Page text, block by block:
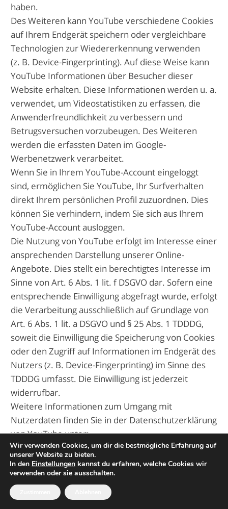
haben.
Des Weiteren kann YouTube verschiedene Cookies
auf Ihrem Endgerät speichern oder vergleichbare
Technologien zur Wiedererkennung verwenden
(z. B. Device-Fingerprinting). Auf diese Weise kann
YouTube Informationen über Besucher dieser
Website erhalten. Diese Informationen werden u. a.
verwendet, um Videostatistiken zu erfassen, die
Anwenderfreundlichkeit zu verbessern und
Betrugsversuchen vorzubeugen. Des Weiteren
werden die erfassten Daten im Google-
Werbenetzwerk verarbeitet.
Wenn Sie in Ihrem YouTube-Account eingeloggt
sind, ermöglichen Sie YouTube, Ihr Surfverhalten
direkt Ihrem persönlichen Profil zuzuordnen. Dies
können Sie verhindern, indem Sie sich aus Ihrem
YouTube-Account ausloggen.
Die Nutzung von YouTube erfolgt im Interesse einer
ansprechenden Darstellung unserer Online-
Angebote. Dies stellt ein berechtigtes Interesse im
Sinne von Art. 6 Abs. 1 lit. f DSGVO dar. Sofern eine
entsprechende Einwilligung abgefragt wurde, erfolgt
die Verarbeitung ausschließlich auf Grundlage von
Art. 6 Abs. 1 lit. a DSGVO und § 25 Abs. 1 TDDDG,
soweit die Einwilligung die Speicherung von Cookies
oder den Zugriff auf Informationen im Endgerät des
Nutzers (z. B. Device-Fingerprinting) im Sinne des
TDDDG umfasst. Die Einwilligung ist jederzeit
widerrufbar.
Weitere Informationen zum Umgang mit
Nutzerdaten finden Sie in der Datenschutzerklärung
von YouTube unter:
https://policies.google.com/privacy?hl=de.
Das Unternehmen verfügt über eine Zertifizierung
nach dem „EU-US Data Privacy Framework“ (DPF).
Der DPF ist ein Übereinkommen zwischen der
Europäischen Union und den USA, der die
Wir verwenden Cookies, um dir die bestmögliche Erfahrung auf
unserer Website zu bieten.
In den Einstellungen kannst du erfahren, welche Cookies wir
verwenden oder sie ausschalten.